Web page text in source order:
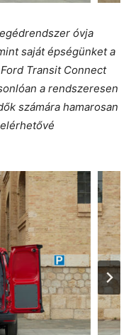
óvja
saját épségünket a
Transit Connect
a rendszeresen
számára hamarosan